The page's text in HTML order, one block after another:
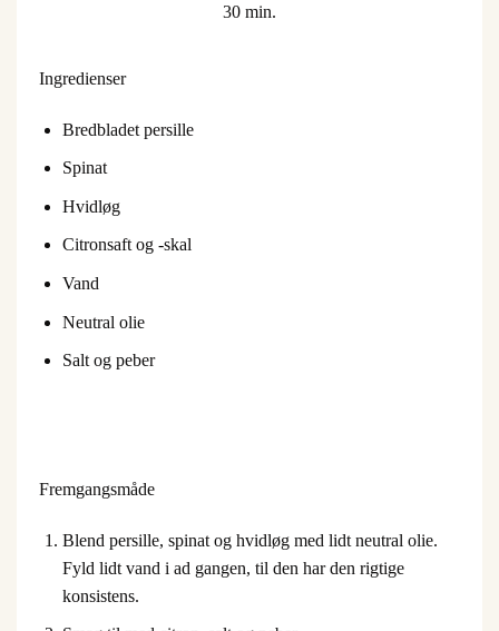
30 min.
Ingredienser
Bredbladet persille
Spinat
Hvidløg
Citronsaft og -skal
Vand
Neutral olie
Salt og peber
Fremgangsmåde
Blend persille, spinat og hvidløg med lidt neutral olie.
Fyld lidt vand i ad gangen, til den har den rigtige
konsistens.